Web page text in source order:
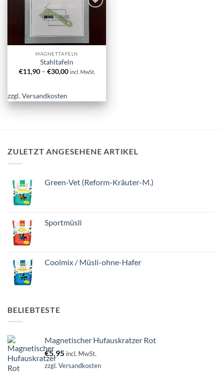
Wunschliste
hinzufügen.
MAGNETTAFELN
Stahltafeln
€11,90– €30,00 incl. MwSt.
zzgl.Versandkosten
ZULETZT ANGESEHENE ARTIKEL
Green-Vet (Reform-Kräuter-M.)
Sportmüsli
Coolmix / Müsli-ohne-Hafer
BELIEBTESTE
Magnetischer Hufauskratzer Rot
€5,95 incl. MwSt.
zzgl. Versandkosten